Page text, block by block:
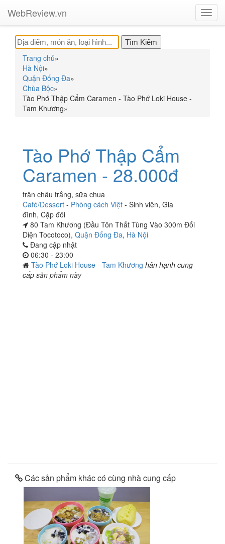
WebReview.vn
Trang chủ»
Hà Nội»
Quận Đống Đa»
Chùa Bộc»
Tào Phớ Thập Cẩm Caramen - Tào Phớ Loki House -
Tam Khương»
Tào Phớ Thập Cẩm
Caramen - 28.000đ
trân châu trắng, sữa chua
Café/Dessert - Phòng cách Việt - Sinh viên, Gia
đình, Cặp đôi
80 Tam Khương (Đầu Tôn Thất Tùng Vào 300m Đối
Diện Tocotoco), Quận Đống Đa, Hà Nội
Đang cập nhật
06:30 - 23:00
Tào Phớ Loki House - Tam Khương hân hạnh cung
cấp sản phẩm này
Các sản phẩm khác có cùng nhà cung cấp